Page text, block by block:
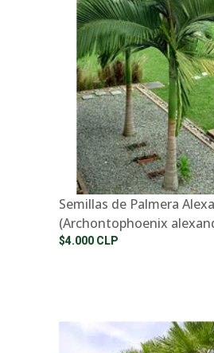
Semillas de Palmera
(Archontophoenix
$4.000 CLP